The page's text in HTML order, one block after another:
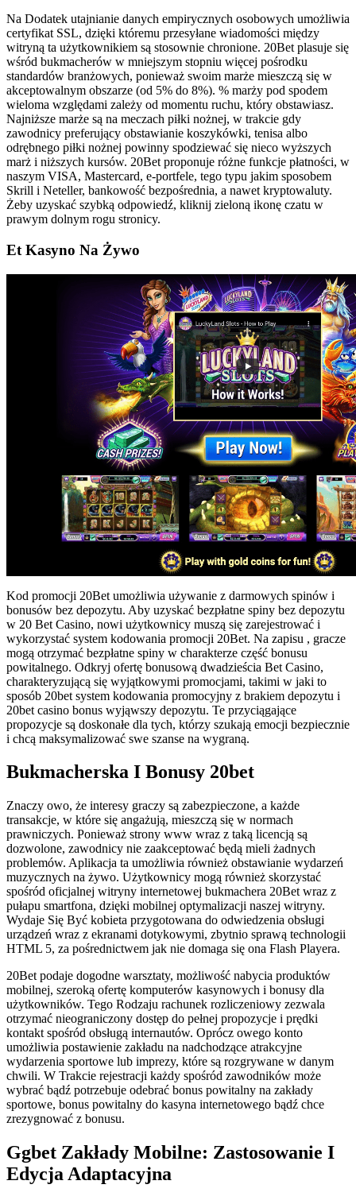
Na Dodatek utajnianie danych empirycznych osobowych umożliwia
certyfikat SSL, dzięki któremu przesyłane wiadomości między
witryną ta użytkownikiem są stosownie chronione. 20Bet plasuje się
wśród bukmacherów w mniejszym stopniu więcej pośrodku
standardów branżowych, ponieważ swoim marże mieszczą się w
akceptowalnym obszarze (od 5% do 8%). % marży pod spodem
wieloma względami zależy od momentu ruchu, który obstawiasz.
Najniższe marże są na meczach piłki nożnej, w trakcie gdy
zawodnicy preferujący obstawianie koszykówki, tenisa albo
odrębnego piłki nożnej powinny spodziewać się nieco wyższych
marż i niższych kursów. 20Bet proponuje różne funkcje płatności, w
naszym VISA, Mastercard, e-portfele, tego typu jakim sposobem
Skrill i Neteller, bankowość bezpośrednia, a nawet kryptowaluty.
Żeby uzyskać szybką odpowiedź, kliknij zieloną ikonę czatu w
prawym dolnym rogu stronicy.
Et Kasyno Na Żywo
Kod promocji 20Bet umożliwia używanie z darmowych spinów i
bonusów bez depozytu. Aby uzyskać bezpłatne spiny bez depozytu
w 20 Bet Casino, nowi użytkownicy muszą się zarejestrować i
wykorzystać system kodowania promocji 20Bet. Na zapisu , gracze
mogą otrzymać bezpłatne spiny w charakterze część bonusu
powitalnego. Odkryj ofertę bonusową dwadzieścia Bet Casino,
charakteryzującą się wyjątkowymi promocjami, takimi w jaki to
sposób 20bet system kodowania promocyjny z brakiem depozytu i
20bet casino bonus wyjąwszy depozytu. Te przyciągające
propozycje są doskonałe dla tych, którzy szukają emocji bezpiecznie
i chcą maksymalizować swe szanse na wygraną.
Bukmacherska I Bonusy 20bet
Znaczy owo, że interesy graczy są zabezpieczone, a każde
transakcje, w które się angażują, mieszczą się w normach
prawniczych. Ponieważ strony www wraz z taką licencją są
dozwolone, zawodnicy nie zaakceptować będą mieli żadnych
problemów. Aplikacja ta umożliwia również obstawianie wydarzeń
muzycznych na żywo. Użytkownicy mogą również skorzystać
spośród oficjalnej witryny internetowej bukmachera 20Bet wraz z
pułapu smartfona, dzięki mobilnej optymalizacji naszej witryny.
Wydaje Się Być kobieta przygotowana do odwiedzenia obsługi
urządzeń wraz z ekranami dotykowymi, zbytnio sprawą technologii
HTML 5, za pośrednictwem jak nie domaga się ona Flash Playera.
20Bet podaje dogodne warsztaty, możliwość nabycia produktów
mobilnej, szeroką ofertę komputerów kasynowych i bonusy dla
użytkowników. Tego Rodzaju rachunek rozliczeniowy zezwala
otrzymać nieograniczony dostęp do pełnej propozycje i prędki
kontakt spośród obsługą internautów. Oprócz owego konto
umożliwia postawienie zakładu na nadchodzące atrakcyjne
wydarzenia sportowe lub imprezy, które są rozgrywane w danym
chwili. W Trakcie rejestracji każdy spośród zawodników może
wybrać bądź potrzebuje odebrać bonus powitalny na zakłady
sportowe, bonus powitalny do kasyna internetowego bądź chce
zrezygnować z bonusu.
Ggbet Zakłady Mobilne: Zastosowanie I
Edycja Adaptacyjna